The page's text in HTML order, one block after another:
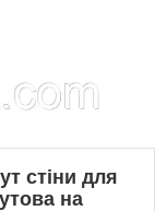
стіни для
на